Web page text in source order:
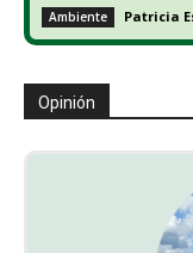
Ambiente Patricia
Opinión